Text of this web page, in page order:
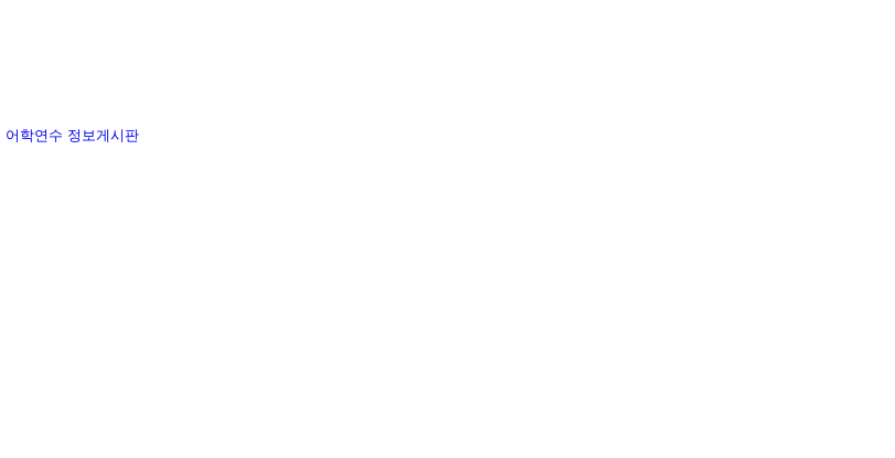
어학연수 정보게시판